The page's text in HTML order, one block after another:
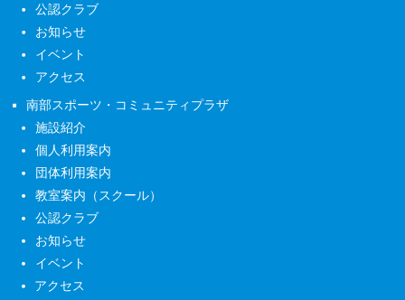
公認クラブ
お知らせ
イベント
アクセス
南部スポーツ・コミュニティプラザ
施設紹介
個人利用案内
団体利用案内
教室案内（スクール）
公認クラブ
お知らせ
イベント
アクセス